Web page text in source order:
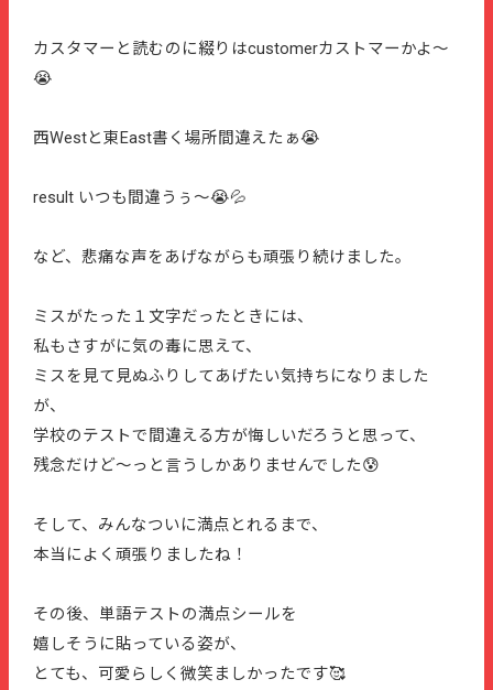
カスタマーと読むのに綴りはcustomerカストマーかよ〜
😭
西Westと東East書く場所間違えたぁ😭
result いつも間違うぅ〜😭💦
など、悲痛な声をあげながらも頑張り続けました。
ミスがたった１文字だったときには、
私もさすがに気の毒に思えて、
ミスを見て見ぬふりしてあげたい気持ちになりました
が、
学校のテストで間違える方が悔しいだろうと思って、
残念だけど〜っと言うしかありませんでした😰
そして、みんなついに満点とれるまで、
本当によく頑張りましたね！
その後、単語テストの満点シールを
嬉しそうに貼っている姿が、
とても、可愛らしく微笑ましかったです🥰